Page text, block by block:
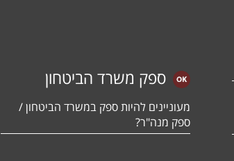
ספק משרד הביטחון
מעוניינים להיות ספק במשרד הביטחון /
ספק מנה"ר?